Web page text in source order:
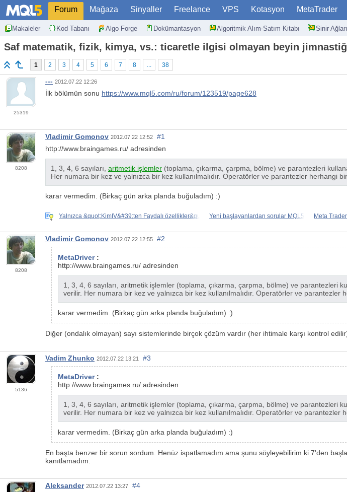
Forum Mağaza Sinyaller Freelance VPS Kotasyon MetaTrader
Makaleler Kod Tabanı Algo Forge Dokümantasyon Algoritmik Alım-Satım Kitabı Sinir
Saf matematik, fizik, kimya, vs.: ticaretle ilgisi olmayan beyin
1 2 3 4 5 6 7 8 ... 38
25319
--- 2012.07.22 12:26
İlk bölümün sonu https://www.mql5.com/ru/forum/123519/page628
8208
Vladimir Gomonov 2012.07.22 12:52
#1
http://www.braingames.ru/ adresinden
1, 3, 4, 6 sayıları, aritmetik işlemler (toplama, çıkarma, çarpma, bölme) ve parantezleri
Her numara bir kez ve yalnızca bir kez kullanılmalıdır. Operatörler ve parantezler herhangi
karar vermedim. (Birkaç gün arka planda buğuladım) :)
Yalnızca &quot;KimIV&#39;ten Faydalı özellikler&quot;. Yeni başlayanlardan sorular MQL5 Meta
8208
Vladimir Gomonov 2012.07.22 12:55 #2
MetaDriver:
http://www.braingames.ru/ adresinden
1, 3, 4, 6 sayıları, aritmetik işlemler (toplama, çıkarma, çarpma, bölme) ve parantezleri
verilir. Her numara bir kez ve yalnızca bir kez kullanılmalıdır. Operatörler ve
karar vermedim. (Birkaç gün arka planda buğuladım) :)
Diğer (ondalık olmayan) sayı sistemlerinde birçok çözüm vardır (her ihtimale karşı kontrol
5136
Vadim Zhunko 2012.07.22 13:21 #3
MetaDriver:
http://www.braingames.ru/ adresinden
1, 3, 4, 6 sayıları, aritmetik işlemler (toplama, çıkarma, çarpma, bölme) ve parantezleri
verilir. Her numara bir kez ve yalnızca bir kez kullanılmalıdır. Operatörler ve
karar vermedim. (Birkaç gün arka planda buğuladım) :)
En başta benzer bir sorun sordum. Henüz ispatlamadım ama şunu söyleyebilirim ki 7'den
kanıtlamadım.
Aleksander 2012.07.22 13:27
#4